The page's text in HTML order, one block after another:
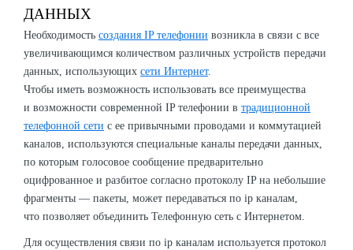
ДАННЫХ
Необходимость создания IP телефонии возникла в связи с все
увеличивающимся количеством различных устройств передачи
данных, использующих сети Интернет.
Чтобы иметь возможность использовать все преимущества
и возможности современной IP телефонии в традиционной
телефонной сети с ее привычными проводами и коммутацией
каналов, используются специальные каналы передачи данных,
по которым голосовое сообщение предварительно
оцифрованное и разбитое согласно протоколу IP на небольшие
фрагменты — пакеты, может передаваться по ip каналам,
что позволяет объединить Телефонную сеть с Интернетом.
Для осуществления связи по ip каналам используется протокол